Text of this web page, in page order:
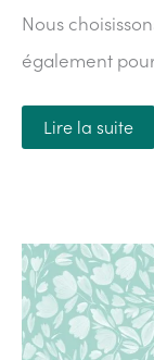
Nous
également
Lire la suite